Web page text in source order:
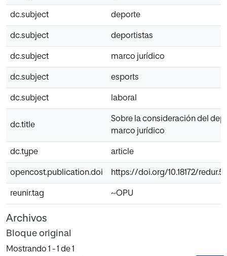
dc.subject deporte
dc.subject deportistas
dc.subject marco jurídico
dc.subject esports
dc.subject laboral
dc.title
Sobre la consideración del
marco jurídico
dc.type article
opencost.publication.doi https://doi.org/10.18172/
reunir.tag ~OPU
Archivos
Bloque original
Mostrando 1 - 1 de 1